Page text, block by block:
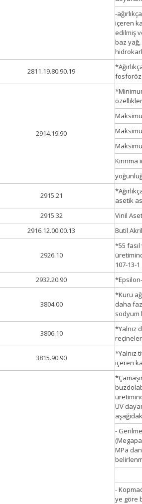
-
içeren
edilmiş
baz
2811.19.80.90.19
fosforöz
2914.19.90
Kırınma
2915.21
asetik
2915.32 Vinil
2916.12.00.00.13 Butil
2926.10
*55 fasıl
107-13-1
2932.20.90
3804.00
*Kuru
daha
sodyum
3806.10
*Yalnız
3815.90.90
*Yalnız
içeren
UV
-
MPa
-
ye göre